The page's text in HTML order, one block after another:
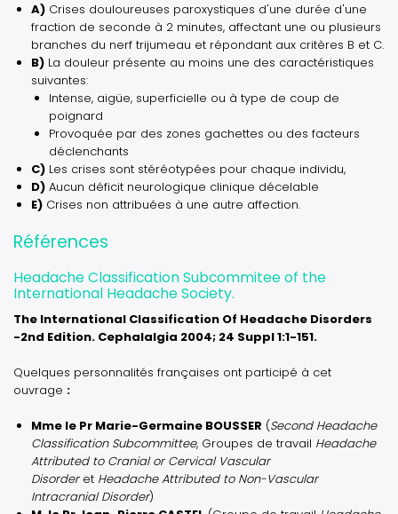
A) Crises douloureuses paroxystiques d'une durée d'une
fraction de seconde à 2 minutes, affectant une ou plusieurs
branches du nerf trijumeau et répondant aux critères B et C.
B) La douleur présente au moins une des caractéristiques
suivantes:
Intense, aigüe, superficielle ou à type de coup de
poignard
Provoquée par des zones gachettes ou des facteurs
déclenchants
C) Les crises sont stéréotypées pour chaque individu,
D) Aucun déficit neurologique clinique décelable
E) Crises non attribuées à une autre affection.
Références
Headache Classification Subcommitee of the
International Headache Society.
The International Classification Of Headache Disorders
-2nd Edition. Cephalalgia 2004; 24 Suppl 1:1-151.
Quelques personnalités françaises ont participé à cet
ouvrage :
Mme le Pr Marie-Germaine BOUSSER (Second Headache
Classification Subcommittee, Groupes de travail Headache
Attributed to Cranial or Cervical Vascular
Disorderet Headache Attributed to Non-Vascular
Intracranial Disorder)